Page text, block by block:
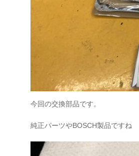
今回の交換部品です。
純正パーツやBOSCH製品ですね